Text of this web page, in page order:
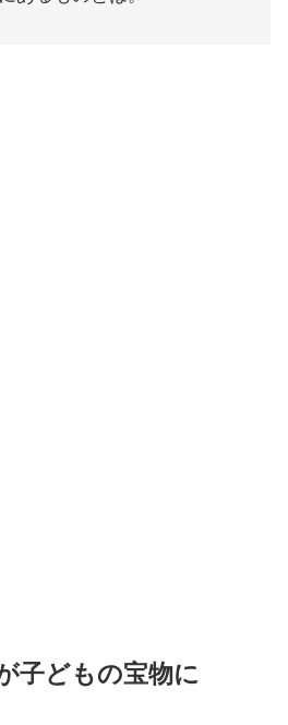
子どもの宝物に